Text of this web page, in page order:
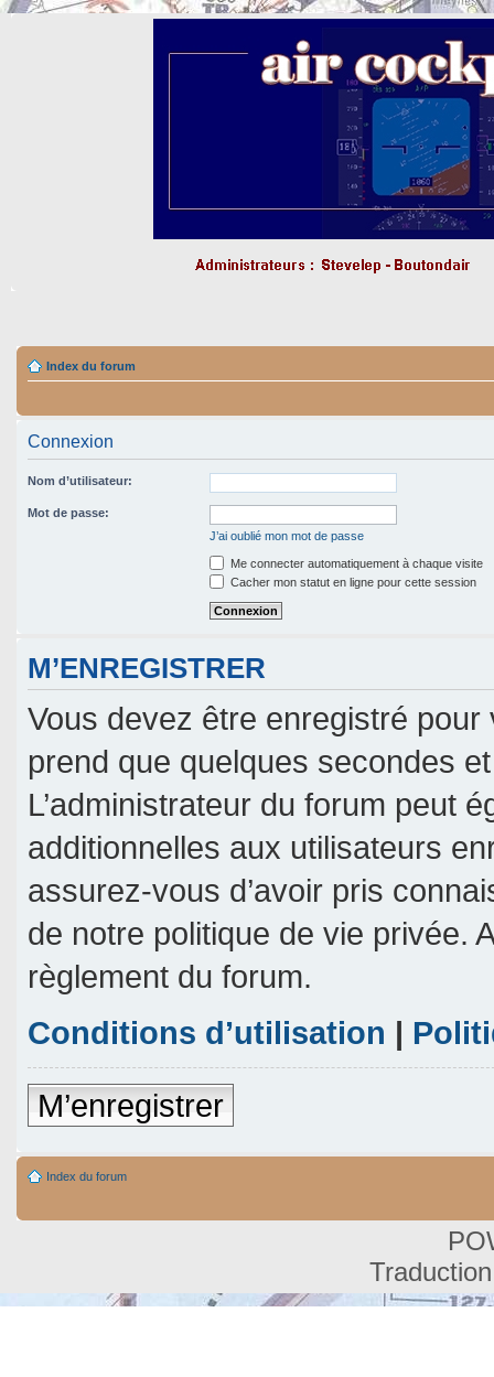
Index du forum
Connexion
Nom d’utilisateur:
Mot de passe:
J’ai oublié mon mot de passe
Me connecter automatiquement à chaque visite
Cacher mon statut en ligne pour cette session
M’ENREGISTRER
Vous devez être enregistré pour
prend que quelques secondes
L’administrateur du forum peut
additionnelles aux utilisateurs
assurez-vous d’avoir pris
de notre politique de vie privée.
règlement du forum.
Conditions d’utilisation |
M’enregistrer
Index du forum